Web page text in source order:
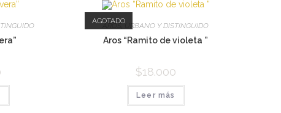
AGOTADO
AROS, URBANO Y DISTINGUIDO
Aros “Ramito de violeta ”
$18.000
Leer más